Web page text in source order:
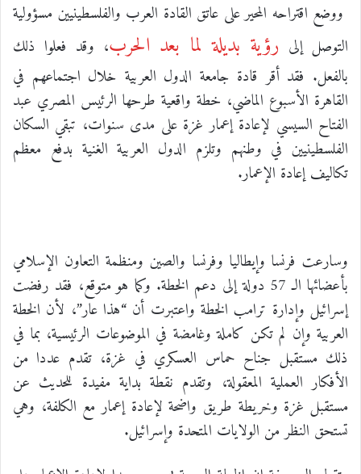
ووضع اقتراحه المحير على عاتق القادة العرب والفلسطينيين مسؤولية
التوصل إلى رؤية بديلة لما بعد الحرب، وقد فعلوا ذلك
بالفعل. فقد أقر قادة جامعة الدول العربية خلال اجتماعهم في
القاهرة الأسبوع الماضي، خطة واقعية طرحها الرئيس المصري عبد
الفتاح السيسي لإعادة إعمار غزة على مدى سنوات، تبقي السكان
الفلسطينيين في وطنهم وتلزم الدول العربية الغنية بدفع معظم
تكاليف إعادة الإعمار.
وسارعت فرنسا وإيطاليا وفرنسا والصين ومنظمة التعاون الإسلامي
بأعضائها الـ 57 دولة إلى دعم الخطة. وكما هو متوقع، فقد رفضت
إسرائيل وإدارة ترامب الخطة واعتبرت أن “هذا عار”، لأن الخطة
العربية وإن لم تكن كاملة وغامضة في الموضوعات الرئيسية، بما في
ذلك مستقبل جناح حماس العسكري في غزة، تقدم عددا من
الأفكار العملية المعقولة، وتقدم نقطة بداية مفيدة للحديث عن
مستقبل غزة وخريطة طريق واضحة لإعادة إعمار مع الكلفة، وهي
تستحق النظر من الولايات المتحدة وإسرائيل.